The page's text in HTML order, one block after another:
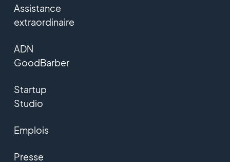
Assistance
extraordinaire
ADN
GoodBarber
Startup
Studio
Emplois
Presse